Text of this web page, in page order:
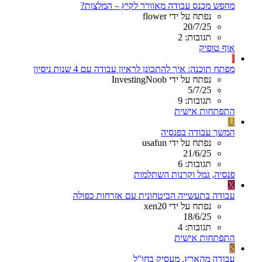
מחפש מכנס עבודה מאוורר לקיץ – המלצות?
נפתח על ידי flower
20/7/25
תגובות: 2
אוף טופיק
I
מפתח תוכנה: איך להתכונן לראיון עבודה עם 4 שנות ניסיון
נפתח על ידי InvestingNoob
5/7/25
תגובות: 9
התפתחות אישית
U
המשך עבודה בפנסיה
נפתח על ידי usafun
21/6/25
תגובות: 6
פנסיה, גמל וקרנות השתלמות
X
עבודה בתעשייה הביטחונית עם אזרחות כפולה
נפתח על ידי xen20
18/6/25
תגובות: 4
התפתחות אישית
S
עבודה מהארץ, מעסיק בחו"ל